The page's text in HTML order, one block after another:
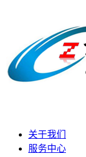
关于我们
服务中心